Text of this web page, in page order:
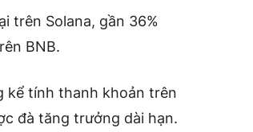
trên Solana, gần 36%
BNB.
kể tính thanh khoản trên
đà tăng trưởng dài hạn.